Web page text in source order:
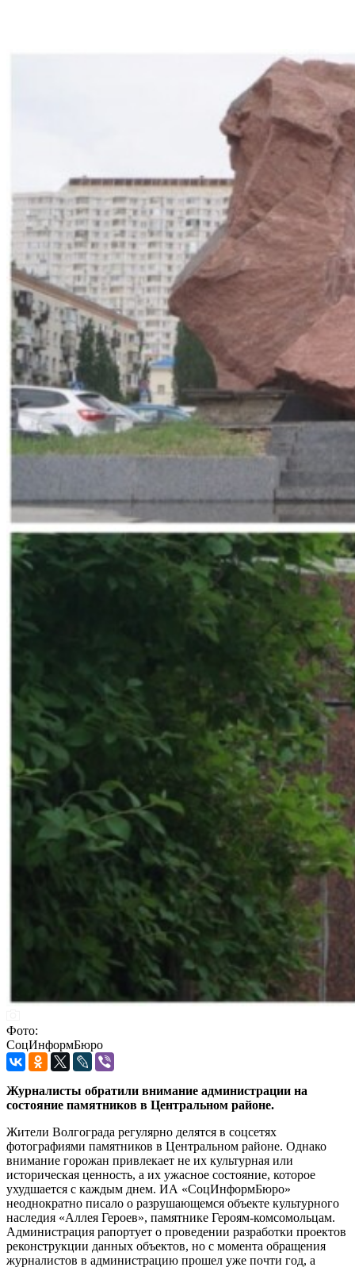
Фото:
СоцИнформБюро
Журналисты обратили внимание администрации на
состояние памятников в Центральном районе.
Жители Волгограда регулярно делятся в соцсетях
фотографиями памятников в Центральном районе. Однако
внимание горожан привлекает не их культурная или
историческая ценность, а их ужасное состояние, которое
ухудшается с каждым днем. ИА «СоцИнформБюро»
неоднократно писало о разрушающемся объекте культурного
наследия «Аллея Героев», памятнике Героям-комсомольцам.
Администрация рапортует о проведении разработки проектов
реконструкции данных объектов, но с момента обращения
журналистов в администрацию прошел уже почти год, а